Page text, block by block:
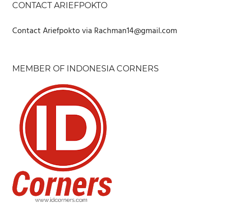
CONTACT ARIEFPOKTO
Contact Ariefpokto via Rachman14@gmail.com
MEMBER OF INDONESIA CORNERS